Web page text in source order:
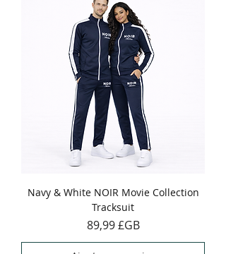
Navy & White NOIR Movie Collection
Tracksuit
Prix
89,99 £GB